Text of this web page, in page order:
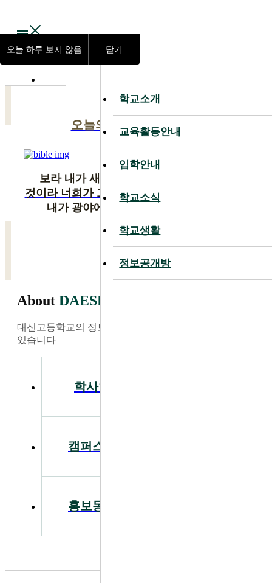
학교소개
교육활동안내
입학안내
학교소식
학교생활
정보공개방
학교소개
교육활동안내
입학안내
학교소식
학교생활
정보공개방
대전대신고등학교
오늘의 말씀
보라 내가 새 일을 행하리니 이제 나타낼
것이라 너희가 그것을 알지 못하겠느냐 반드시
내가 광야에 길을 사막에 강을 내리니
이사야 43:19
About DAESHIN
대신고등학교의 정보와 소식을 가장 빠르게 찾아보실 수
있습니다
학사일정
캠퍼스투어
홍보동영상
오늘 하루 보지 않음 닫기